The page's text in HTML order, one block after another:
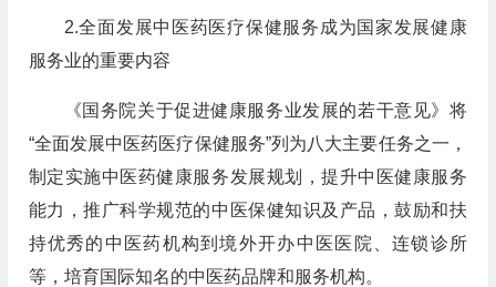
2.全面发展中医药医疗保健服务成为国家发展健康
服务业的重要内容
《国务院关于促进健康服务业发展的若干意见》将
“全面发展中医药医疗保健服务”列为八大主要任务之一，
制定实施中医药健康服务发展规划，提升中医健康服务
能力，推广科学规范的中医保健知识及产品，鼓励和扶
持优秀的中医药机构到境外开办中医医院、连锁诊所
等，培育国际知名的中医药品牌和服务机构。